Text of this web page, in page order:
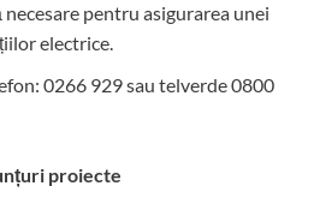
pentru asigurarea unei
electrice.
0266 929 sau telverde 0800
proiecte